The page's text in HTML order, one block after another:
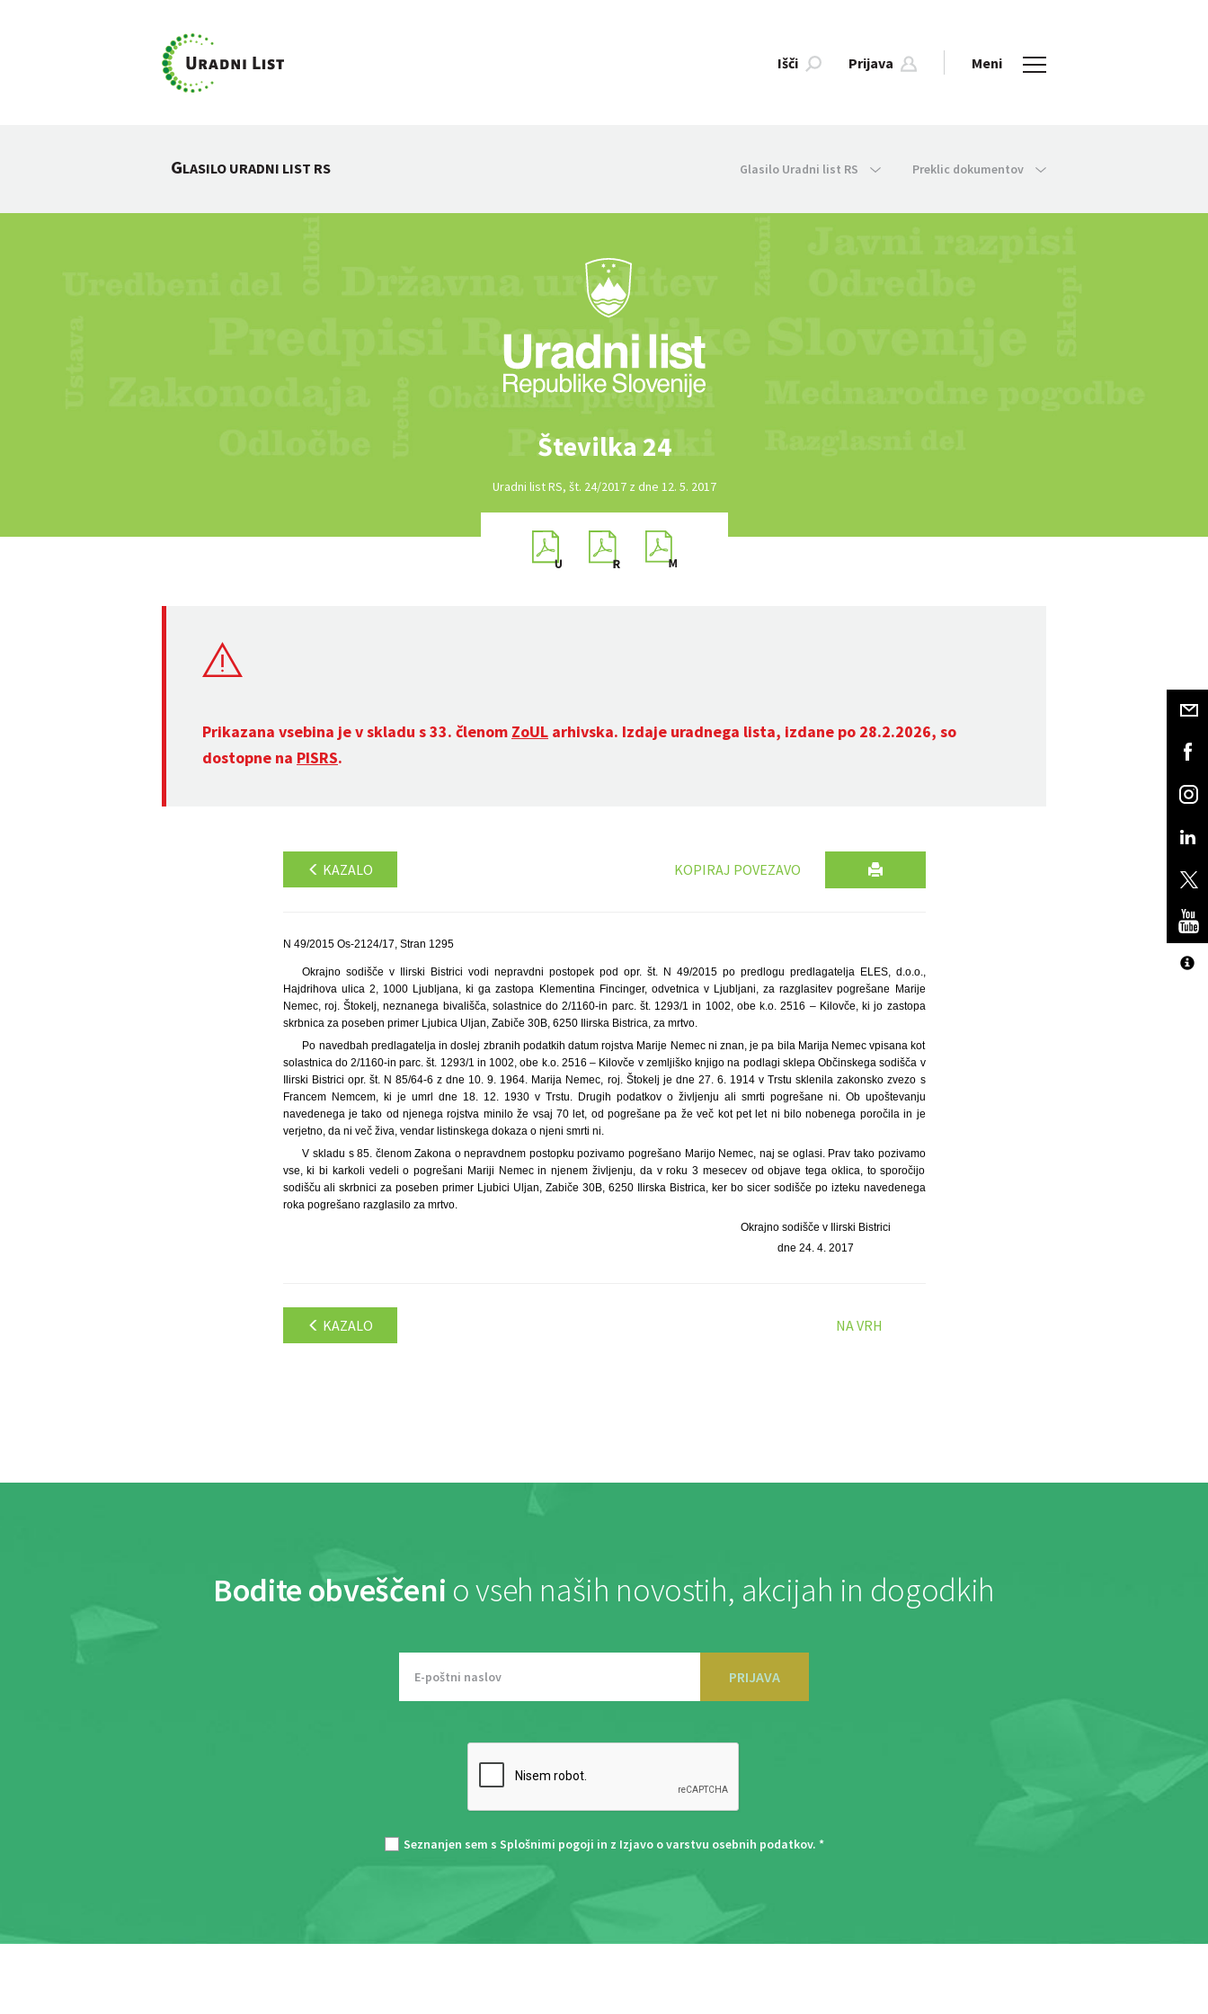
Išči Prijava Meni
GLASILO URADNI LIST RS Glasilo Uradni list RS Preklic dokumentov
Številka 24
Uradni list RS, št. 24/2017 z dne 12. 5. 2017
Prikazana vsebina je v skladu s 33. členom ZoUL arhivska. Izdaje uradnega lista, izdane po 28.2.2026, so
dostopne na PISRS.
KAZALO KOPIRAJ POVEZAVO
N 49/2015 Os-2124/17, Stran 1295
Okrajno sodišče v Ilirski Bistrici vodi nepravdni postopek pod opr. št. N 49/2015 po predlogu predlagatelja ELES, d.o.o.,
Hajdrihova ulica 2, 1000 Ljubljana, ki ga zastopa Klementina Fincinger, odvetnica v Ljubljani, za razglasitev pogrešane Marije
Nemec, roj. Štokelj, neznanega bivališča, solastnice do 2/1160-in parc. št. 1293/1 in 1002, obe k.o. 2516 – Kilovče, ki jo zastopa
skrbnica za poseben primer Ljubica Uljan, Zabiče 30B, 6250 Ilirska Bistrica, za mrtvo.
Po navedbah predlagatelja in doslej zbranih podatkih datum rojstva Marije Nemec ni znan, je pa bila Marija Nemec vpisana kot
solastnica do 2/1160-in parc. št. 1293/1 in 1002, obe k.o. 2516 – Kilovče v zemljiško knjigo na podlagi sklepa Občinskega sodišča v
Ilirski Bistrici opr. št. N 85/64-6 z dne 10. 9. 1964. Marija Nemec, roj. Štokelj je dne 27. 6. 1914 v Trstu sklenila zakonsko zvezo s
Francem Nemcem, ki je umrl dne 18. 12. 1930 v Trstu. Drugih podatkov o življenju ali smrti pogrešane ni. Ob upoštevanju
navedenega je tako od njenega rojstva minilo že vsaj 70 let, od pogrešane pa že več kot pet let ni bilo nobenega poročila in je
verjetno, da ni več živa, vendar listinskega dokaza o njeni smrti ni.
V skladu s 85. členom Zakona o nepravdnem postopku pozivamo pogrešano Marijo Nemec, naj se oglasi. Prav tako pozivamo
vse, ki bi karkoli vedeli o pogrešani Mariji Nemec in njenem življenju, da v roku 3 mesecev od objave tega oklica, to sporočijo
sodišču ali skrbnici za poseben primer Ljubici Uljan, Zabiče 30B, 6250 Ilirska Bistrica, ker bo sicer sodišče po izteku navedenega
roka pogrešano razglasilo za mrtvo.
Okrajno sodišče v Ilirski Bistrici
dne 24. 4. 2017
KAZALO NA VRH
Bodite obveščeni o vseh naših novostih, akcijah in dogodkih
PRIJAVA
Seznanjen sem s Splošnimi pogoji in z Izjavo o varstvu osebnih podatkov. *